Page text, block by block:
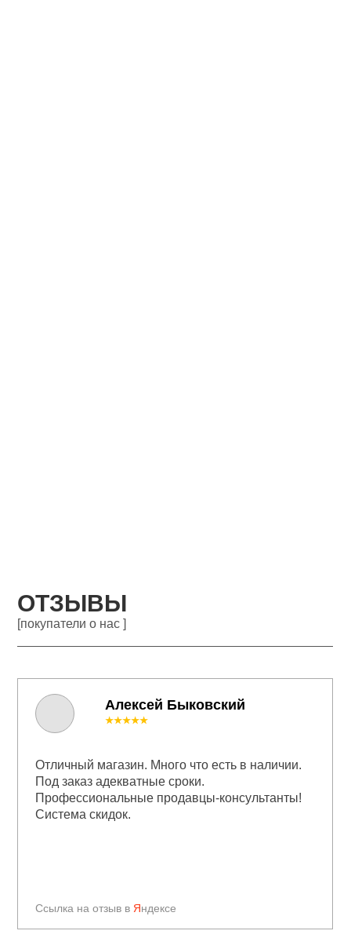
ОТЗЫВЫ
[покупатели о нас ]
Алексей Быковский
Ссылка на отзыв в Яндексе
★★★★★
Отличный магазин. Много что есть в наличии.
Под заказ адекватные сроки.
Профессиональные продавцы-консультанты!
Система скидок.